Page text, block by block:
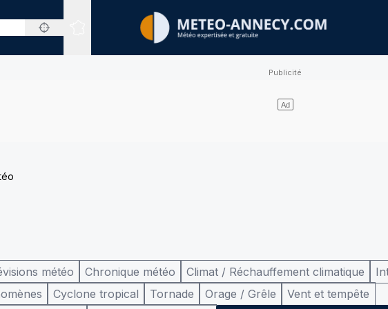
Sites expertisés
météo Chronique météo Climat / Réchauffement climatique
Cyclone tropical Tornade Orage / Grêle
Vent et tempête